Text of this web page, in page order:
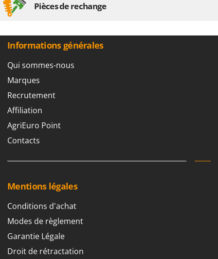
Pièces de rechange
Informations générales
Qui sommes-nous
Marques
Recrutement
Affiliation
AgriEuro Point
Contacts
Mentions légales
Conditions d'achat
Modes de règlement
Garantie Légale
Droit de rétractation